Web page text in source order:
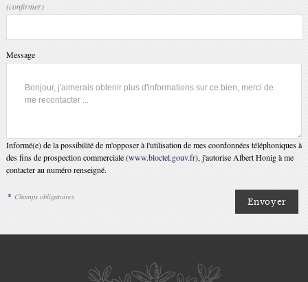
(confirmer)
Message
Informé(e) de la possibilité de m'opposer à l'utilisation de mes coordonnées téléphoniques à
des fins de prospection commerciale (www.bloctel.gouv.fr), j'autorise Albert Honig à me
contacter au numéro renseigné.
* Champs obligatoires